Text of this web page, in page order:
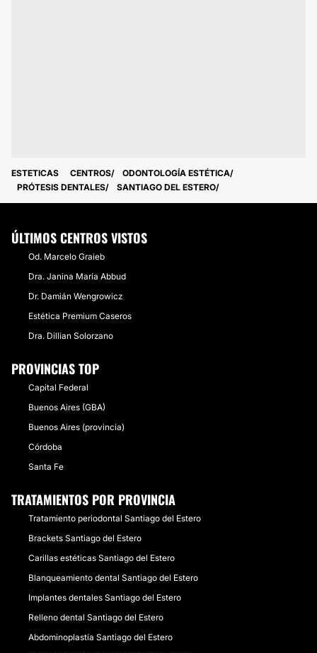
ESTETICAS CENTROS
ODONTOLOGÍA ESTÉTICA
PRÓTESIS DENTALES
SANTIAGO DEL ESTERO
ÚLTIMOS CENTROS VISTOS
Od. Marcelo Graieb
Dra. Janina María Abbud
Dr. Damián Wengrowicz
Estética Premium Caseros
Dra. Dillian Solorzano
PROVINCIAS TOP
Capital Federal
Buenos Aires (GBA)
Buenos Aires (provincia)
Córdoba
Santa Fe
TRATAMIENTOS POR PROVINCIA
Tratamiento periodontal Santiago del Estero
Brackets Santiago del Estero
Carillas estéticas Santiago del Estero
Blanqueamiento dental Santiago del Estero
Implantes dentales Santiago del Estero
Relleno dental Santiago del Estero
Abdominoplastía Santiago del Estero